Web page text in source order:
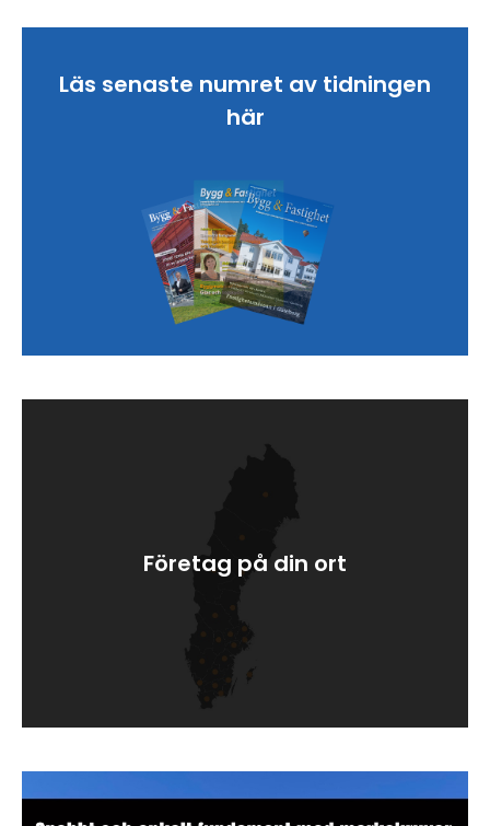
Läs senaste numret av tidningen
här
Företag på din ort